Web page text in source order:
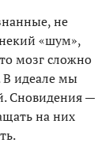
не
«шум»,
мозг сложно
В идеале мы
Сновидения —
на них